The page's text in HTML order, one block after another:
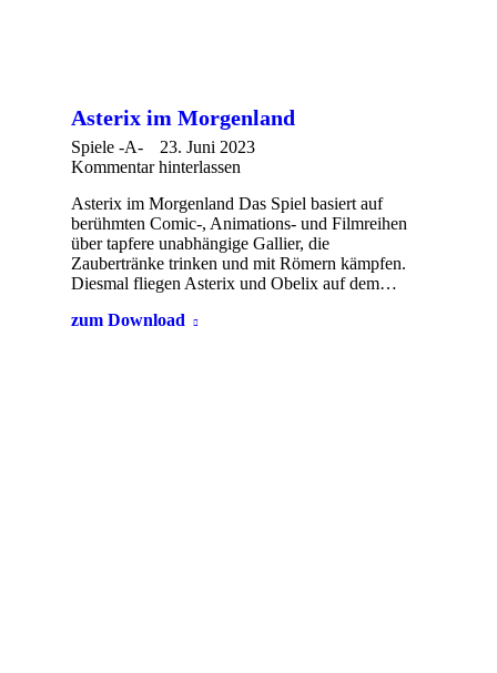
Asterix im Morgenland
Spiele -A-
23. Juni 2023
Kommentar hinterlassen
Asterix im Morgenland Das Spiel basiert auf
berühmten Comic-, Animations- und Filmreihen
über tapfere unabhängige Gallier, die
Zaubertränke trinken und mit Römern kämpfen.
Diesmal fliegen Asterix und Obelix auf dem…
zum Download